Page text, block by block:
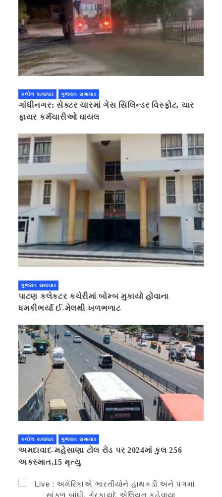
કલોલ સમાચાર ગુજરાત સમાચાર
ગાંધીનગર: સેક્ટર ચારમાં ગેસ સિલિન્ડર વિસ્ફોટ, ચાર
ફાયર કર્મચારીઓ ઘાયલ
ગુજરાત સમાચાર
પાટણ કલેકટર કચેરીમાં બોમ્બ મુકાયો હોવાના
ધમકીભર્યા ઈ-મેલથી ખળભળાટ
કલોલ સમાચાર ગુજરાત સમાચાર
અમદાવાદ-મહેસાણા ટોલ રોડ પર 2024માં કુલ 256
અકસ્માત,15 મૃત્યુ